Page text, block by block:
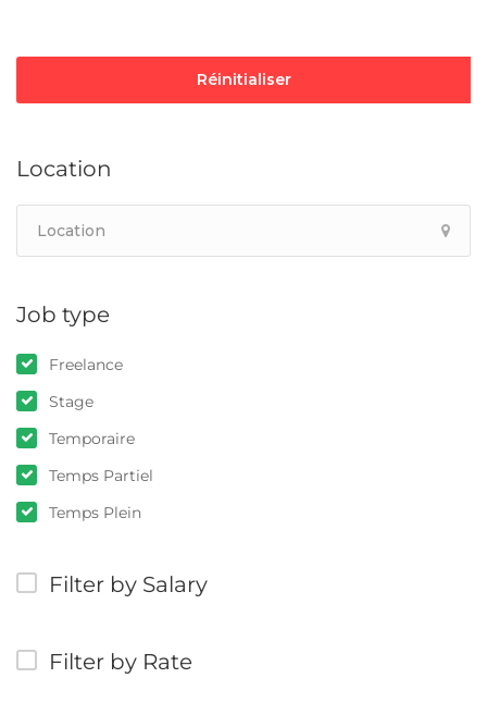
Réinitialiser
Location
Job type
Freelance
Stage
Temporaire
Temps Partiel
Temps Plein
Filter by Salary
Filter by Rate